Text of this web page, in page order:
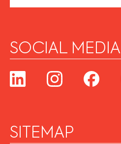
SOCIAL MEDIA
SITEMAP